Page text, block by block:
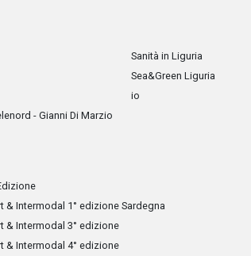
- Gianni Di Marzio
Sanità in Liguria
Sea&Green Liguria
io
& Intermodal 1° edizione Sardegna
& Intermodal 3° edizione
& Intermodal 4° edizione